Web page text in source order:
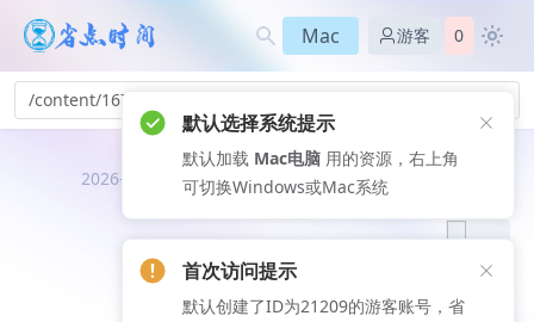
Mac 游客 0
/content/167
2026-08-08
推荐文
默认选择系统提示
默认加载 Mac电脑 用的资源，右上角
可切换Windows或Mac系统
首次访问提示
默认创建了ID为21209的游客账号，省